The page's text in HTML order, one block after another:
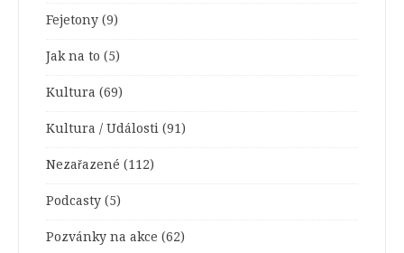
Fejetony (9)
Jak na to (5)
Kultura (69)
Kultura / Události (91)
Nezařazené (112)
Podcasty (5)
Pozvánky na akce (62)